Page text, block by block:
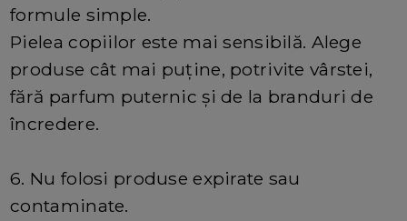
formule simple.
Pielea copiilor este mai sensibilă. Alege
produse cât mai puține, potrivite vârstei,
fără parfum puternic și de la branduri de
încredere.
6. Nu folosi produse expirate sau
contaminate.